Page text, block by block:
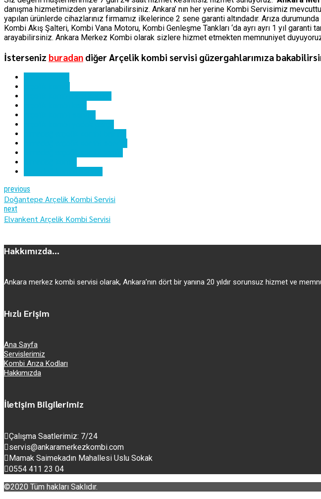
danışma hizmetimizden yararlanabilirsiniz. Ankara’ nın her yerine Kombi Servisimiz
yapılan ürünlerde cihazlarınız firmamız ilkelerince 2 sene garanti altındadır. Arıza
Kombi Akış Şalteri, Kombi Vana Motoru, Kombi Genleşme Tankları ‘da ayrı ayrı 1 yıl
arayabilirsiniz. Ankara Merkez Kombi olarak sizlere hizmet etmekten memnuniyet
İsterseniz buradan diğer Arçelik kombi servisi güzergahlarımıza
previous
Doğantepe Arçelik Kombi Servisi
next
Elvankent Arçelik Kombi Servisi
Hakkımızda...
Ankara merkez kombi servisi olarak, Ankara’nın dört bir yanına 20 yıldır sorunsuz hizmet ve
Hızlı Erişim
Ana Sayfa
Servislerimiz
Kombi Arıza Kodları
Hakkımızda
İletişim Bilgilerimiz
Çalışma Saatlerimiz: 7/24
servis@ankaramerkezkombi.com
Mamak Saimekadın Mahallesi Uslu Sokak
0554 411 23 04
©2020 Tüm hakları Saklıdır.